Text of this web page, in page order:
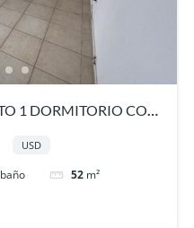
1 DORMITORIO CON
USD
baño 52 m²